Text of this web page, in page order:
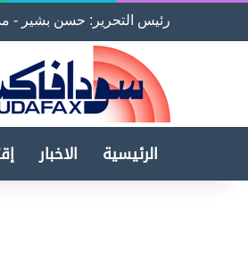
رئيس التحرير: حسن بشير -
الرئيسية الاخبار